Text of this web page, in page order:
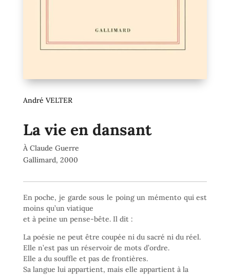
André VELTER
La vie en dansant
À Claude Guerre
Gallimard, 2000
En poche, je garde sous le poing un mémento qui est
moins qu’un viatique
et à peine un pense-bête. Il dit :
La poésie ne peut être coupée ni du sacré ni du réel.
Elle n’est pas un réservoir de mots d’ordre.
Elle a du souffle et pas de frontières.
Sa langue lui appartient, mais elle appartient à la